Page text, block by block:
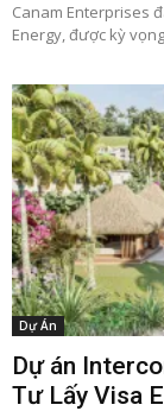
Canam Enterprises
Energy, được kỳ
Dự Án
Dự án
Tư Lấy Visa